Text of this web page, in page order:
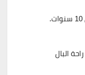
10 سنوات .
راحة البال